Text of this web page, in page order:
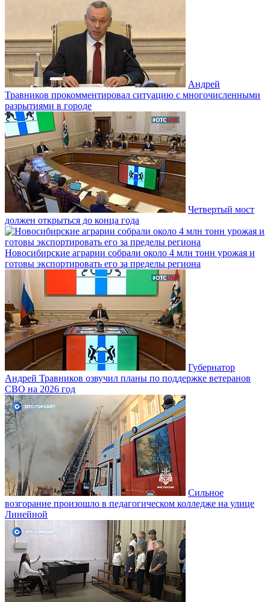
Андрей
Травников прокомментировал ситуацию с многочисленными
разрытиями в городе
Четвертый мост
должен открыться до конца года
Новосибирские аграрии собрали около 4 млн тонн урожая и
готовы экспортировать его за пределы региона
Губернатор
Андрей Травников озвучил планы по поддержке ветеранов
СВО на 2026 год
Сильное
возгорание произошло в педагогическом колледже на улице
Линейной